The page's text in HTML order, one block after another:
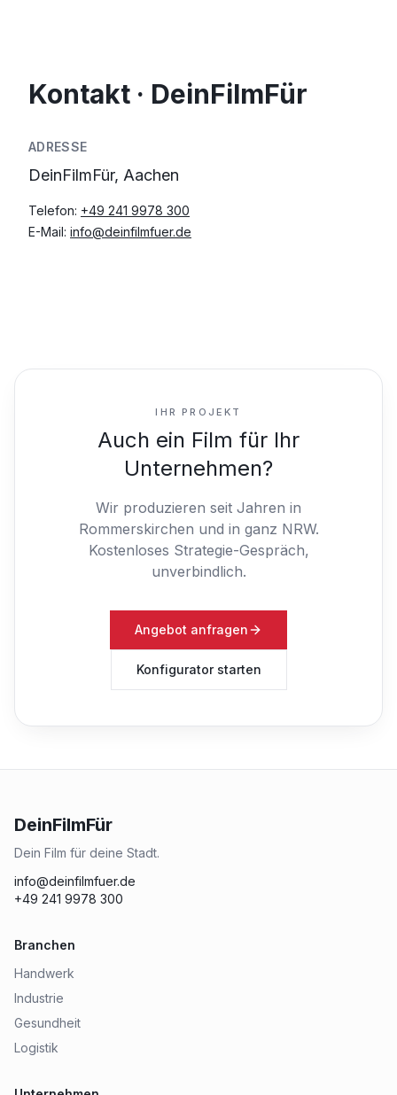
Kontakt · DeinFilmFür
ADRESSE
DeinFilmFür, Aachen
Telefon: +49 241 9978 300
E-Mail: info@deinfilmfuer.de
IHR PROJEKT
Auch ein Film für Ihr
Unternehmen?
Wir produzieren seit Jahren in
Rommerskirchen und in ganz NRW.
Kostenloses Strategie-Gespräch,
unverbindlich.
Angebot anfragen
Konfigurator starten
DeinFilmFür
Dein Film für deine Stadt.
info@deinfilmfuer.de
+49 241 9978 300
Branchen
Handwerk
Industrie
Gesundheit
Logistik